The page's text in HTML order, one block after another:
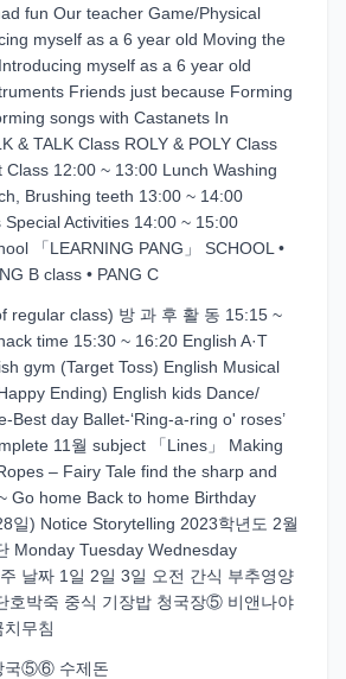
fun Our teacher Game/Physical
myself as a 6 year old Moving the
myself as a 6 year old
Friends just because Forming
songs with Castanets In
& TALK Class ROLY & POLY Class
Class 12:00 ~ 13:00 Lunch Washing
Brushing teeth 13:00 ~ 14:00
Activities 14:00 ~ 15:00
「LEARNING PANG」 SCHOOL •
B class • PANG C
regular class) 방 과 후 활 동 15:15 ~
time 15:30 ~ 16:20 English A·T
gym (Target Toss) English Musical
Ending) English kids Dance/
Best day Ballet-‘Ring-a-ring o' roses’
11월 subject 「Lines」 Making
– Fairy Tale find the sharp and
Go home Back to home Birthday
일) Notice Storytelling 2023학년도 2월
Monday Tuesday Wednesday
날짜 1일 2일 3일 오전 간식 부추영양
호박죽 중식 기장밥 청국장⑤ 비앤나야
무침
국⑤⑥ 수제돈